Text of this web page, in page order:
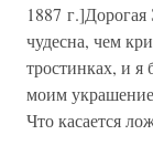
1887
чудесна, чем
тростинках, и я
моим
Что касается